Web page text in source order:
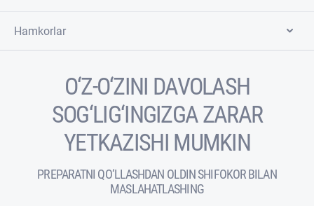
Hamkorlar
O‘Z-O‘ZINI DAVOLASH
SOG‘LIG‘INGIZGA ZARAR
YETKAZISHI MUMKIN
PREPARATNI QO‘LLASHDAN OLDIN SHIFOKOR BILAN
MASLAHATLASHING